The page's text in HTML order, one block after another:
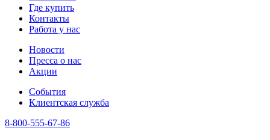
Где купить
Контакты
Работа у нас
Новости
Пресса о нас
Акции
События
Клиентская служба
8-800-555-67-86